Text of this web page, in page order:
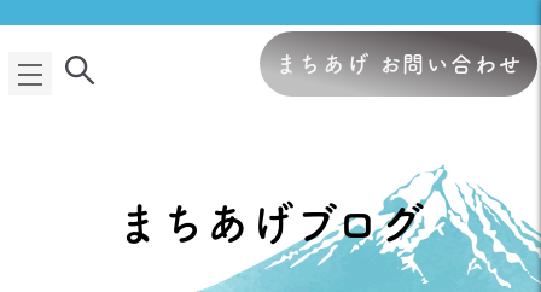
まちあげ お問い合わせ
まちあげブログ